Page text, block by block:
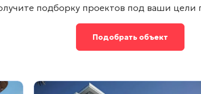
подборку проектов под ваши цели
Подобрать объект